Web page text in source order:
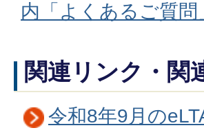
内「よくあるご質問
関連リンク・関
令和8年9月の